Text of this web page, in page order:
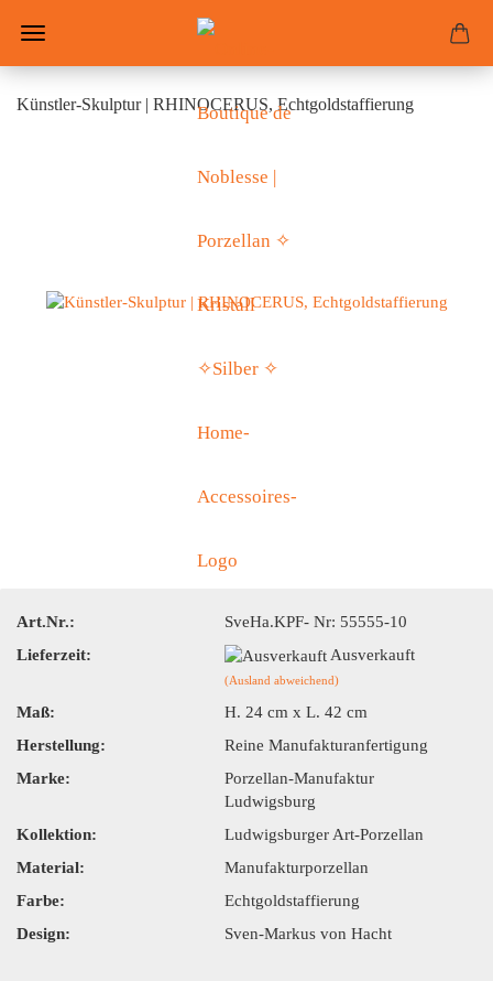
Künstler-Skulptur | RHINOCERUS, Echtgoldstaffierung
Art.Nr.:
SveHa.KPF- Nr: 55555-10
Lieferzeit:
Ausverkauft
(Ausland abweichend)
Maß:
H. 24 cm x L. 42 cm
Herstellung:
Reine Manufakturanfertigung
Marke:
Porzellan-Manufaktur
Ludwigsburg
Kollektion:
Ludwigsburger Art-Porzellan
Material:
Manufakturporzellan
Farbe:
Echtgoldstaffierung
Design:
Sven-Markus von Hacht